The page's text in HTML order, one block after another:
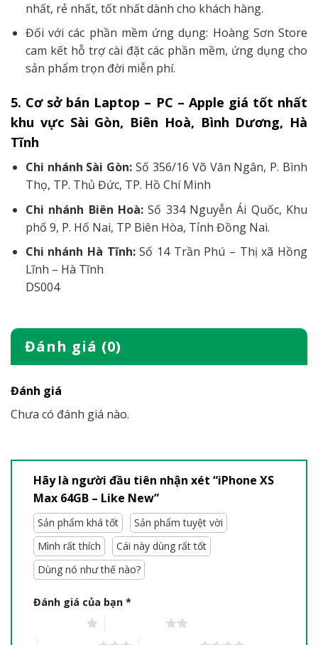
nhất, rẻ nhất, tốt nhất dành cho khách hàng.
Đối với các phần mềm ứng dụng: Hoàng Sơn Store
cam kết hỗ trợ cài đặt các phần mềm, ứng dụng cho
sản phẩm trọn đời miễn phí.
5. Cơ sở bán Laptop – PC – Apple giá tốt nhất
khu vực Sài Gòn, Biên Hoà, Bình Dương, Hà
Tĩnh
Chi nhánh Sài Gòn:Số 356/16 Võ Văn Ngân, P. Bình
Thọ, TP. Thủ Đức, TP. Hồ Chí Minh
Chi nhánh Biên Hoà:Số 334 Nguyễn Ái Quốc, Khu
phố 9, P. Hố Nai, TP Biên Hòa, Tỉnh Đồng Nai.
Chi nhánh Hà Tĩnh:Số 14 Trần Phú – Thị xã Hồng
Lĩnh – Hà Tĩnh
DS004
Đánh giá (0)
Đánh giá
Chưa có đánh giá nào.
Hãy là người đầu tiên nhận xét “iPhone XS
Max 64GB – Like New”
Sản phẩm khá tốt
Sản phẩm tuyệt vời
Mình rất thích
Cái này dùng rất tốt
Dùng nó như thế nào?
Đánh giá của bạn *